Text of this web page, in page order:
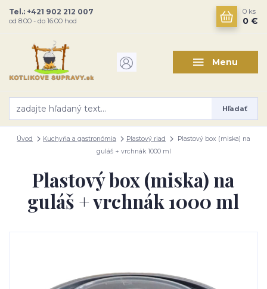
Menu
Hľadať
Tel.: +421 902 212 007
od 8:00 - do 16:00 hod
0 ks
0 €
Úvod Kuchyňa a gastronómia Plastový riad
Plastový box (miska) na
guláš + vrchnák 1000 ml
Plastový box (miska) na
guláš + vrchnák 1000 ml